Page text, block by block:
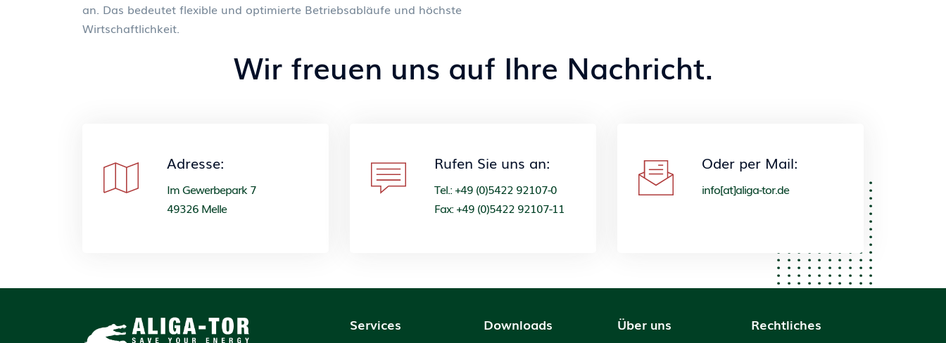
an. Das bedeutet flexible und optimierte Betriebsabläufe und höchste
Wirtschaftlichkeit.
Wir freuen uns auf Ihre Nachricht.
Adresse:
Im Gewerbepark 7
49326 Melle
Rufen Sie uns an:
Tel.: +49 (0)5422 92107-0
Fax: +49 (0)5422 92107-11
Oder per Mail:
info[at]aliga-tor.de
Services Downloads Über uns Rechtliches